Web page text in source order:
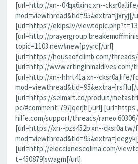
[url=http://xn--04qx6xinc.xn--
mod=viewthread&tid=95&extra=]jxryj[/
[url=https://ekips.lv/
[url=http://
topic=1103.new#new]pyyrc[/url]
[url=https://houseofclimb.com/
[url=http://www.artinginmaldives.com/
[url=http://xn--hhrt41a.xn--cksr0a.life/
mod=viewthread&tid=95&extra=]rsflu[/
[url=https://selmart.cd/produit/
pc/#comment-797]qerjh[/url]
hilfe.com/support/threads/
[url=https://xn--pzs452b.xn--cksr0a.tw/
[url=http://eleccionescolima.com/
t=450879]swagm[/url]